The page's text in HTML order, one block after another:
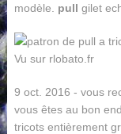
modèle. pull gilet
Vu sur rlobato.fr
9 oct. 2016 - vous
vous êtes au bon
tricots entièrement